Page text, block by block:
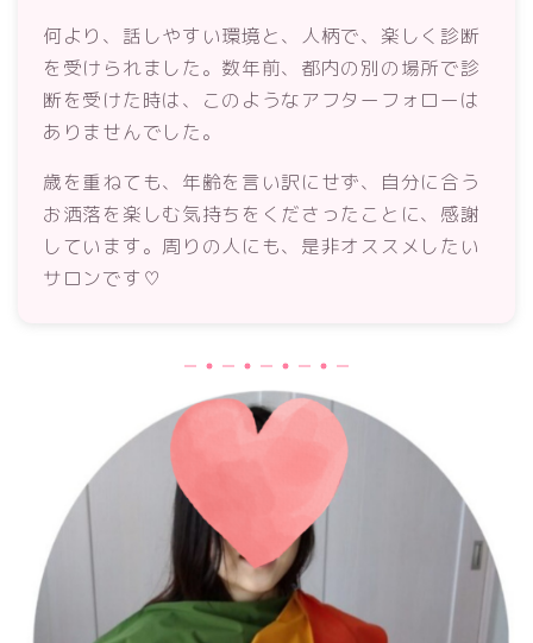
何より、話しやすい環境と、人柄で、楽しく診断
を受けられました。数年前、都内の別の場所で診
断を受けた時は、このようなアフターフォローは
ありませんでした。
歳を重ねても、年齢を言い訳にせず、自分に合う
お洒落を楽しむ気持ちをくださったことに、感謝
しています。周りの人にも、是非オススメしたい
サロンです♡